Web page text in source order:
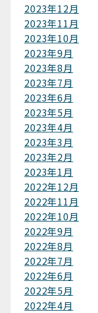
2023年12月
2023年11月
2023年10月
2023年9月
2023年8月
2023年7月
2023年6月
2023年5月
2023年4月
2023年3月
2023年2月
2023年1月
2022年12月
2022年11月
2022年10月
2022年9月
2022年8月
2022年7月
2022年6月
2022年5月
2022年4月